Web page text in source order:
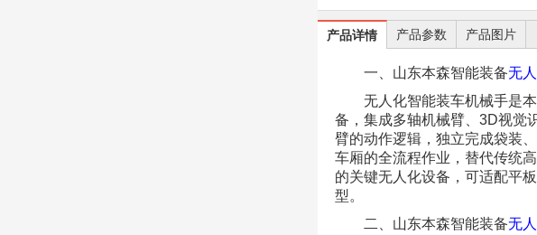
产品详情 产品参数 产品图片
一、山东本森智能装备无
无人化智能装车机械手是
备，集成多轴机械臂、3D视觉
臂的动作逻辑，独立完成袋装
车厢的全流程作业，替代传统
的关键无人化设备，可适配平
型。
二、山东本森智能装备无